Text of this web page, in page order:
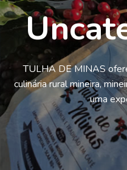
TULHA DE MINAS
culinária rural mineira,
uma